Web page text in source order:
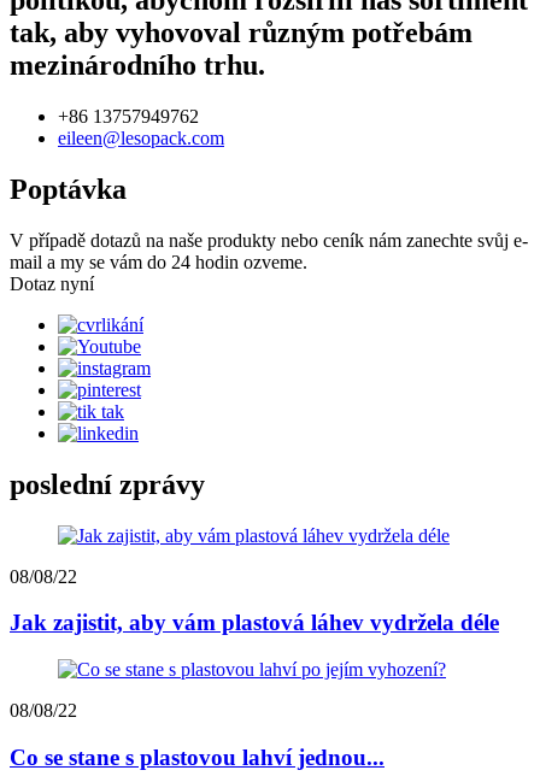
tak, aby vyhovoval různým potřebám
mezinárodního trhu.
+86 13757949762
eileen@lesopack.com
Poptávka
V případě dotazů na naše produkty nebo ceník nám zanechte svůj e-
mail a my se vám do 24 hodin ozveme.
Dotaz nyní
poslední zprávy
08/08/22
Jak zajistit, aby vám plastová láhev vydržela déle
08/08/22
Co se stane s plastovou lahví jednou...